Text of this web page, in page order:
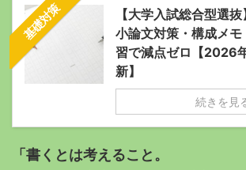
基礎対策
【大学入試総合型選
小論文対策・構成メモ
習で減点ゼロ【2026
新】
続きを見
「書くとは考えること。